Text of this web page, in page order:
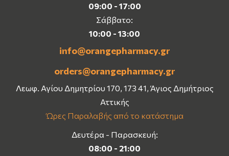
09:00 - 17:00
Σάββατο:
10:00 - 13:00
info@orangepharmacy.gr
orders@orangepharmacy.gr
Λεωφ. Αγίου Δημητρίου 170, 173 41, Άγιος Δημήτριος
Αττικής
Ώρες Παραλαβής από το κατάστημα
Δευτέρα - Παρασκευή:
08:00 - 21:00